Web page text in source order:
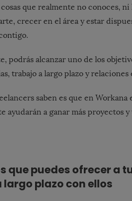
que realmente no conoces,
crecer en el área y estar
podrás alcanzar uno de los
trabajo a largo plazo y
saben es que en Workana
ayudarán a ganar más proyectos
que puedes ofrecer a
largo plazo con ellos